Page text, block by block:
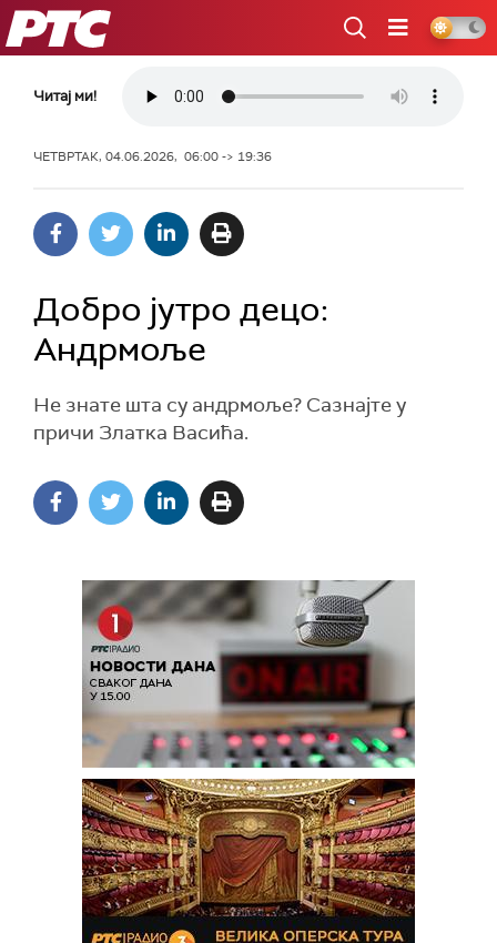
РТС
Читај ми!
ЧЕТВРТАК, 04.06.2026, 06:00 -> 19:36
Добро јутро децо:
Андрмоље
Не знате шта су андрмоље? Сазнајте у
причи Златка Васића.